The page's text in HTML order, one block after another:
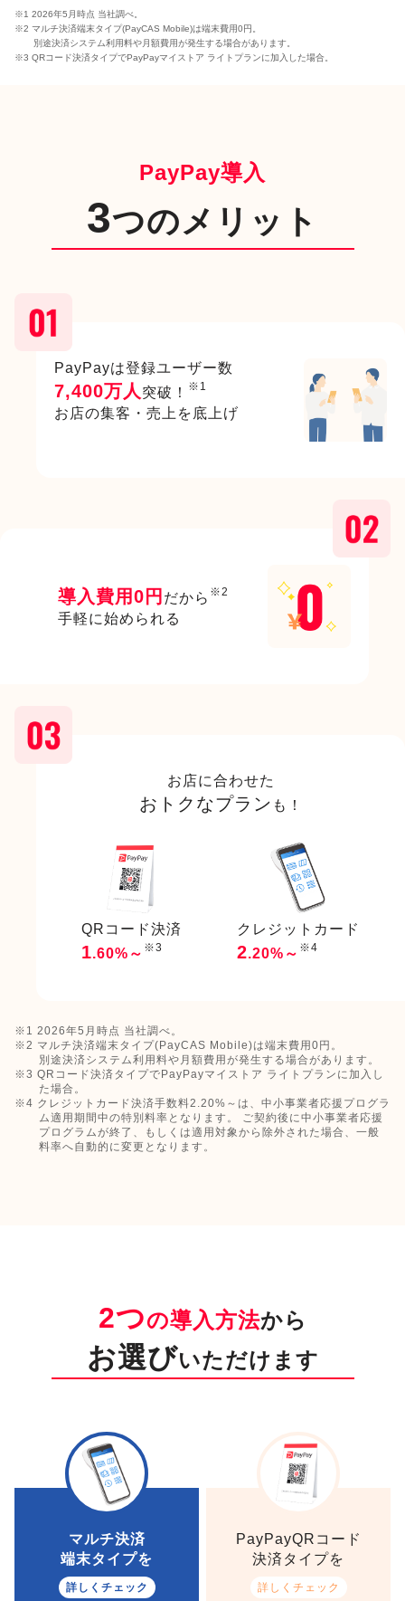
※1 2026年5月時点 当社調べ。
※2 マルチ決済端末タイプ(PayCAS Mobile)は端末費用0円。
別途決済システム利用料や月額費用が発生する場合があります。
※3 QRコード決済タイプでPayPayマイストア ライトプランに加入した場合。
PayPay導入
3つのメリット
PayPayは登録ユーザー数
7,400万人 突破！ ※1
お店の集客・売上を底上げ
導入費用0円 だから ※2
手軽に始められる
お店に合わせた
おトクなプラン も！
QRコード決済
1.60%～ ※3
クレジットカード
2.20%～ ※4
※1 2026年5月時点 当社調べ。
※2 マルチ決済端末タイプ(PayCAS Mobile)は端末費用0円。
別途決済システム利用料や月額費用が発生する場合があります。
※3 QRコード決済タイプでPayPayマイストア ライトプランに加入し
た場合。
※4 クレジットカード決済手数料2.20%～は、中小事業者応援プログラ
ム適用期間中の特別料率となります。 ご契約後に中小事業者応援
プログラムが終了、もしくは適用対象から除外された場合、一般
料率へ自動的に変更となります。
2つの導入方法から
お選びいただけます
マルチ決済
端末タイプを
詳しくチェック
PayPayQRコード
決済タイプを
詳しくチェック